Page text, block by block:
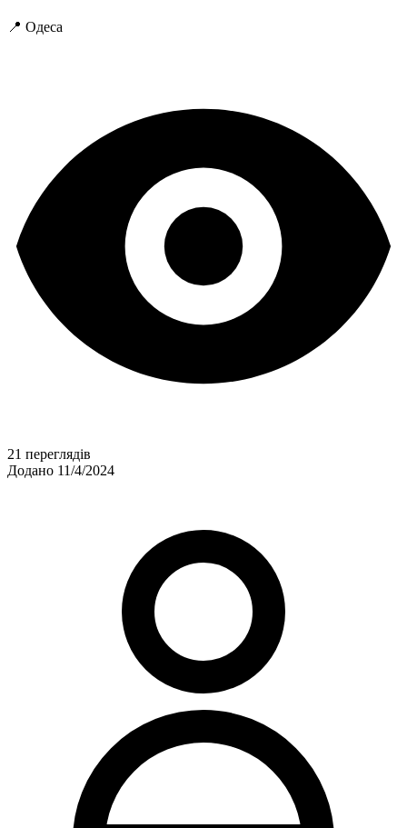
📍 Одеса
21 переглядів
Додано 11/4/2024